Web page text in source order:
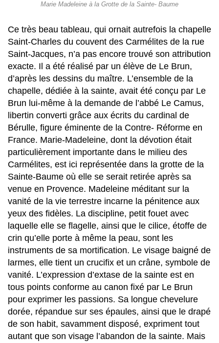
Marie Madeleine à la Grotte de la Sainte- Baume
Ce très beau tableau, qui ornait autrefois la chapelle
Saint-Charles du couvent des Carmélites de la rue
Saint-Jacques, n’a pas encore trouvé son attribution
exacte. Il a été réalisé par un élève de Le Brun,
d’après les dessins du maître. L’ensemble de la
chapelle, dédiée à la sainte, avait été conçu par Le
Brun lui-même à la demande de l’abbé Le Camus,
libertin converti grâce aux écrits du cardinal de
Bérulle, figure éminente de la Contre- Réforme en
France. Marie-Madeleine, dont la dévotion était
particulièrement importante dans le milieu des
Carmélites, est ici représentée dans la grotte de la
Sainte-Baume où elle se serait retirée après sa
venue en Provence. Madeleine méditant sur la
vanité de la vie terrestre incarne la pénitence aux
yeux des fidèles. La discipline, petit fouet avec
laquelle elle se flagelle, ainsi que le cilice, étoffe de
crin qu’elle porte à même la peau, sont les
instruments de sa mortification. Le visage baigné de
larmes, elle tient un crucifix et un crâne, symbole de
vanité. L’expression d’extase de la sainte est en
tous points conforme au canon fixé par Le Brun
pour exprimer les passions. Sa longue chevelure
dorée, répandue sur ses épaules, ainsi que le drapé
de son habit, savamment disposé, expriment tout
autant que son visage l’abandon de la sainte. Mais